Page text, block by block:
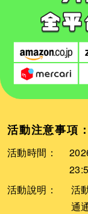
活動注意事項：
活動時間：
活動說明：
活
通